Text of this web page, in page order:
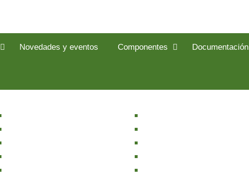
Novedades y eventos Componentes Documentación